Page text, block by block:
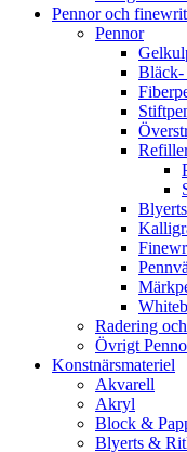
Pennor och
Pennor
Bläck-
Radering
Övrigt
Konstnärsmateriel
Akvarell
Akryl
Block &
Blyerts &